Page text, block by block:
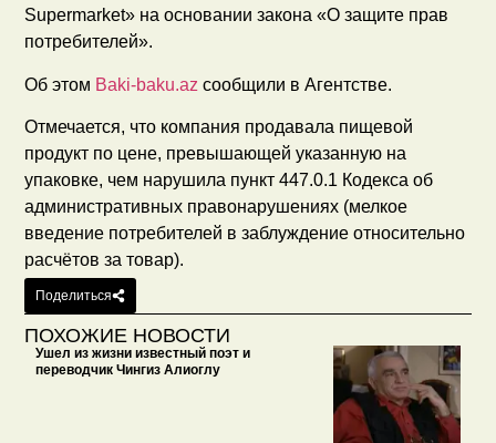
Supermarket» на основании закона «О защите прав
потребителей».
Об этом Baki-baku.azсообщили в Агентстве.
Отмечается, что компания продавала пищевой
продукт по цене, превышающей указанную на
упаковке, чем нарушила пункт 447.0.1 Кодекса об
административных правонарушениях (мелкое
введение потребителей в заблуждение относительно
расчётов за товар).
Поделиться
ПОХОЖИЕ НОВОСТИ
Ушел из жизни известный поэт и
переводчик Чингиз Алиоглу